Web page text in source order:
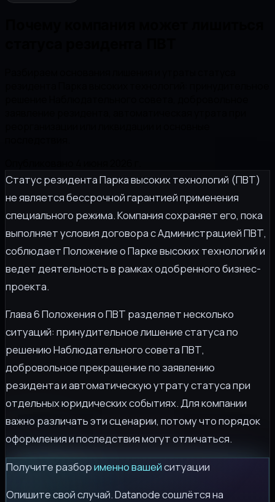
Статус резидента Парка высоких технологий (ПВТ)
не является бессрочной гарантией применения
специального режима. Компания сохраняет его, пока
выполняет условия договора с Администрацией ПВТ,
соблюдает Положение о Парке высоких технологий и
ведет деятельность в рамках одобренного бизнес-
проекта.
Глава 6 Положения о ПВТ разделяет несколько
ситуаций: принудительное лишение статуса по
решению Наблюдательного совета ПВТ,
добровольное прекращение по заявлению
резидента и автоматическую утрату статуса при
отдельных юридических событиях. Для компании
важно различать эти сценарии, потому что порядок
оформления и последствия могут отличаться.
Получите разборименно вашейситуации
Опишите свой случай. Datanode сошлётся на